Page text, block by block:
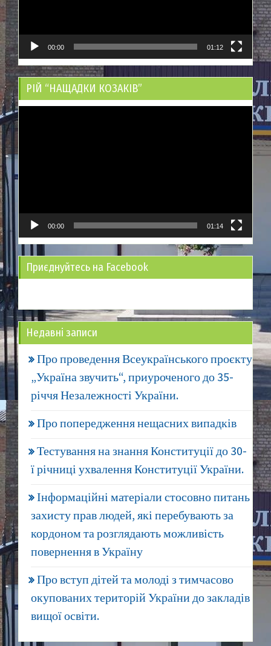
00:00 01:12
РІЙ “НАЩАДКИ КОЗАКІВ”
00:00 01:14
Приєднуйтесь на Facebook
Недавні записи
Про проведення Всеукраїнського проєкту
„Україна звучить“, приуроченого до 35-
річчя Незалежності України.
Про попередження нещасних випадків
Тестування на знання Конституції до 30-
ї річниці ухвалення Конституції України.
Інформаційні матеріали стосовно питань
захисту прав людей, які перебувають за
кордоном та розглядають можливість
повернення в Україну
Про вступ дітей та молоді з тимчасово
окупованих територій України до закладів
вищої освіти.